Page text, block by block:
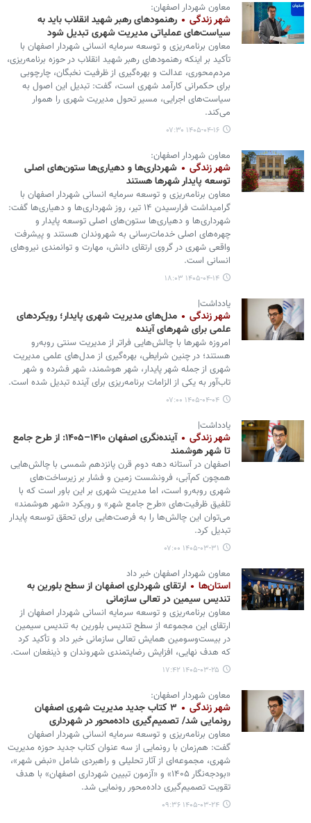
معاون شهردار اصفهان:
شهر زندگی
رهنمودهای رهبر شهید انقلاب باید به
سیاست‌های عملیاتی مدیریت شهری تبدیل شود
معاون برنامه‌ریزی و توسعه سرمایه انسانی شهردار اصفهان با
تأکید بر اینکه رهنمودهای رهبر شهید انقلاب در حوزه برنامه‌ریزی،
مردم‌محوری، عدالت و بهره‌گیری از ظرفیت نخبگان، چارچوبی
برای حکمرانی کارآمد شهری است، گفت: تبدیل این اصول به
سیاست‌های اجرایی، مسیر تحول مدیریت شهری را هموار
می‌کند.
۱۴۰۵-۰۴-۱۶ ۰۷:۳۰
معاون شهردار اصفهان:
شهر زندگی
شهرداری‌ها و دهیاری‌ها ستون‌های اصلی
توسعه پایدار شهرها هستند
معاون برنامه‌ریزی و توسعه سرمایه انسانی شهردار اصفهان با
گرامیداشت فرارسیدن ۱۴ تیر، روز شهرداری‌ها و دهیاری‌ها گفت:
شهرداری‌ها و دهیاری‌ها ستون‌های اصلی توسعه پایدار و
چهره‌های اصلی خدمات‌رسانی به شهروندان هستند و پیشرفت
واقعی شهری در گروی ارتقای دانش، مهارت و توانمندی نیروهای
انسانی است.
۱۴۰۵-۰۴-۱۴ ۱۸:۰۳
یادداشت|
شهر زندگی
مدل‌های مدیریت شهری پایدار؛ رویکردهای
علمی برای شهرهای آینده
امروزه شهرها با چالش‌هایی فراتر از مدیریت سنتی روبه‌رو
هستند؛ در چنین شرایطی، بهره‌گیری از مدل‌های علمی مدیریت
شهری از جمله شهر پایدار، شهر هوشمند، شهر فشرده و شهر
تاب‌آور به یکی از الزامات برنامه‌ریزی برای آینده تبدیل شده است.
۱۴۰۵-۰۴-۰۴ ۰۷:۰۰
یادداشت|
شهر زندگی
آینده‌نگری اصفهان ۱۴۱۰–۱۴۰۵: از طرح جامع
تا شهر هوشمند
اصفهان در آستانه دهه دوم قرن پانزدهم شمسی با چالش‌هایی
همچون کم‌آبی، فرونشست زمین و فشار بر زیرساخت‌های
شهری روبه‌رو است، اما مدیریت شهری بر این باور است که با
تلفیق ظرفیت‌های «طرح جامع شهر» و رویکرد «شهر هوشمند»
می‌توان این چالش‌ها را به فرصت‌هایی برای تحقق توسعه پایدار
تبدیل کرد.
۱۴۰۵-۰۳-۳۱ ۰۷:۰۰
معاون شهردار اصفهان خبر داد
استان‌ها
ارتقای شهرداری اصفهان از سطح بلورین به
تندیس سیمین در تعالی سازمانی
معاون برنامه‌ریزی و توسعه سرمایه انسانی شهردار اصفهان از
ارتقای این مجموعه از سطح تندیس بلورین به تندیس سیمین
در بیست‌وسومین همایش تعالی سازمانی خبر داد و تأکید کرد
که هدف نهایی، افزایش رضایتمندی شهروندان و ذینفعان است.
۱۴۰۵-۰۳-۲۵ ۱۷:۴۲
معاون شهردار اصفهان:
شهر زندگی
۳ کتاب جدید مدیریت شهری اصفهان
رونمایی شد/ تصمیم‌گیری داده‌محور در شهرداری
معاون برنامه‌ریزی و توسعه سرمایه انسانی شهردار اصفهان
گفت: هم‌زمان با رونمایی از سه عنوان کتاب جدید حوزه مدیریت
شهری، مجموعه‌ای از آثار تحلیلی و راهبردی شامل «نبض شهر»،
«بودجه‌نگار ۱۴۰۵» و «آزمون تبیین شهرداری اصفهان» با هدف
تقویت تصمیم‌گیری داده‌محور رونمایی شد.
۱۴۰۵-۰۳-۲۴ ۰۹:۳۶